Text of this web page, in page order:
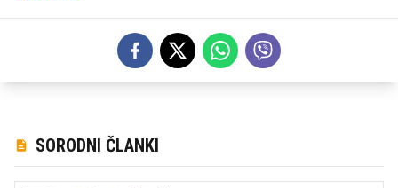
SORODNI ČLANKI